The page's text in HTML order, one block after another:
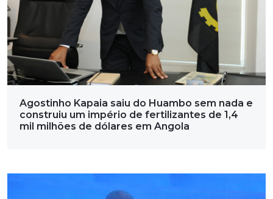
Agostinho Kapaia saiu do Huambo sem nada e
construiu um império de fertilizantes de 1,4
mil milhões de dólares em Angola